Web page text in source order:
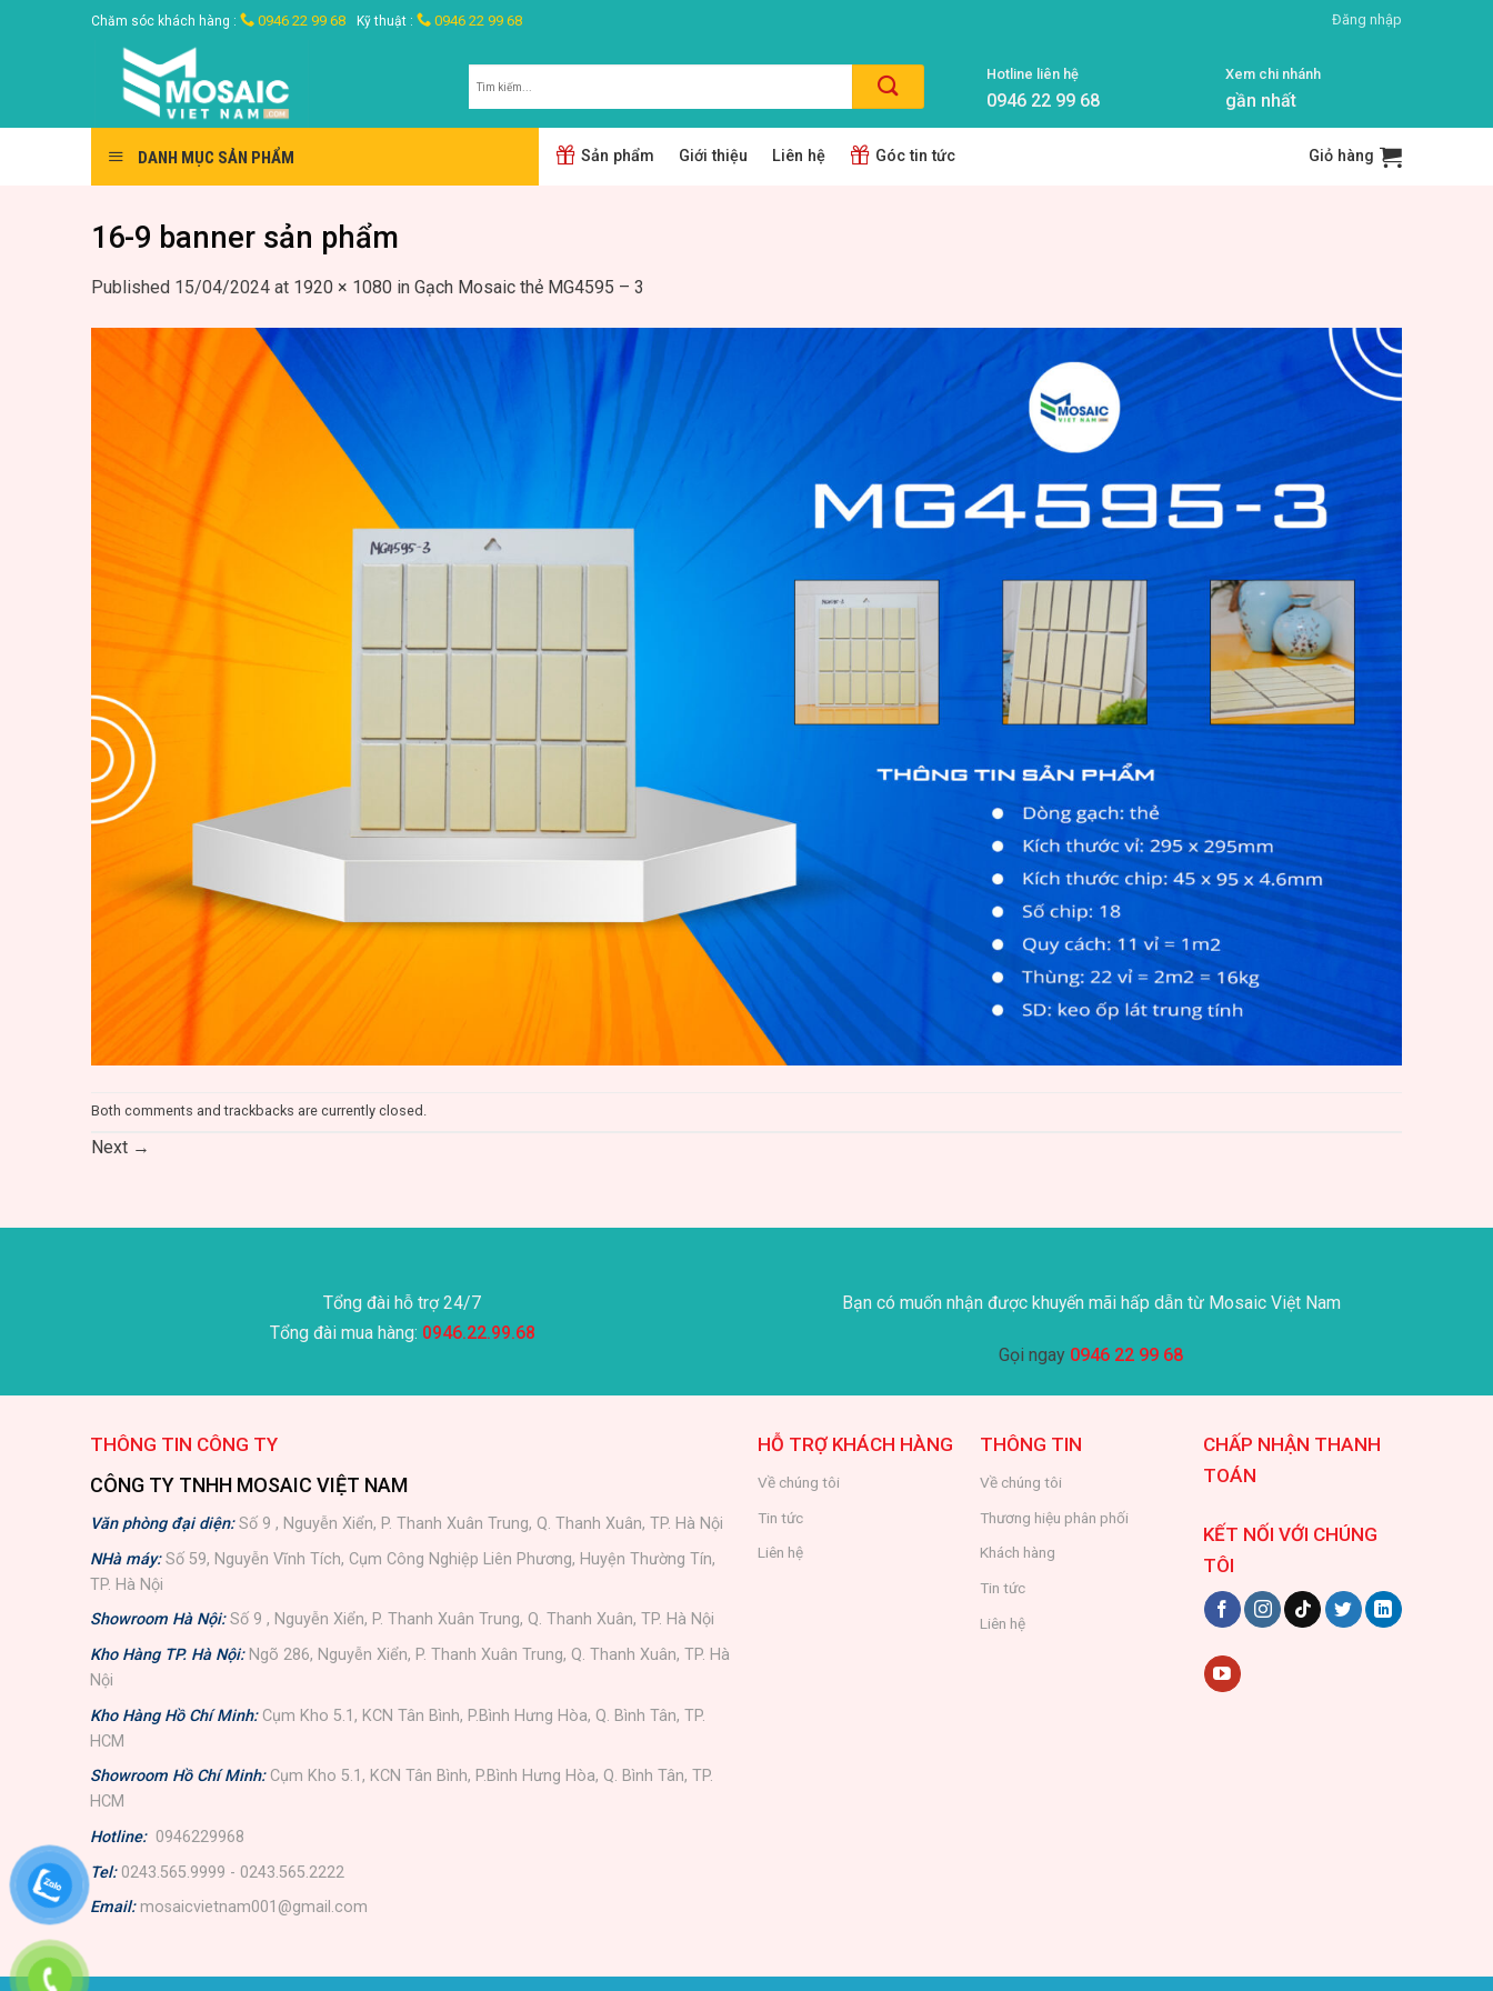
Chăm sóc khách hàng : 0946 22 99 68 Kỹ thuật : 0946 22 99 68 Đăng nhập
Hotline liên hệ
0946 22 99 68
Xem chi nhánh
gần nhất
DANH MỤC SẢN PHẨM Sản phẩm Giới thiệu Liên hệ Góc tin tức Giỏ hàng
16-9 banner sản phẩm
Published 15/04/2024 at 1920 × 1080 in Gạch Mosaic thẻ MG4595 – 3
Both comments and trackbacks are currently closed.
Next →
Tổng đài hỗ trợ 24/7
Tổng đài mua hàng: 0946.22.99.68
Bạn có muốn nhận được khuyến mãi hấp dẫn từ Mosaic Việt Nam
Gọi ngay 0946 22 99 68
THÔNG TIN CÔNG TY
CÔNG TY TNHH MOSAIC VIỆT NAM
Văn phòng đại diện:Số 9 , Nguyễn Xiển, P. Thanh Xuân Trung, Q. Thanh Xuân, TP. Hà Nội
NHà máy: Số 59, Nguyễn Vĩnh Tích, Cụm Công Nghiệp Liên Phương, Huyện Thường Tín,
TP. Hà Nội
Showroom Hà Nội: Số 9 , Nguyễn Xiển, P. Thanh Xuân Trung, Q. Thanh Xuân, TP. Hà Nội
Kho Hàng TP. Hà Nội: Ngõ 286, Nguyễn Xiển, P. Thanh Xuân Trung, Q. Thanh Xuân, TP. Hà
Nội
Kho Hàng Hồ Chí Minh: Cụm Kho 5.1, KCN Tân Bình, P.Bình Hưng Hòa, Q. Bình Tân, TP.
HCM
Showroom Hồ Chí Minh: Cụm Kho 5.1, KCN Tân Bình, P.Bình Hưng Hòa, Q. Bình Tân, TP.
HCM
Hotline: 0946229968
Tel: 0243.565.9999 - 0243.565.2222
Email: mosaicvietnam001@gmail.com
HỖ TRỢ KHÁCH HÀNG
Về chúng tôi
Tin tức
Liên hệ
THÔNG TIN
Về chúng tôi
Thương hiệu phân phối
Khách hàng
Tin tức
Liên hệ
CHẤP NHẬN THANH
TOÁN
KẾT NỐI VỚI CHÚNG
TÔI